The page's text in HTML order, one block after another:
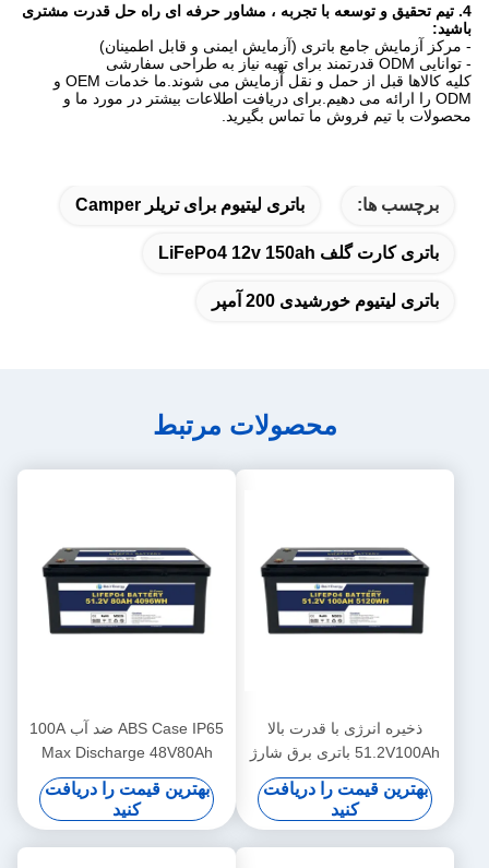
4. تیم تحقیق و توسعه با تجربه ، مشاور حرفه ای راه حل قدرت مشتری
باشید:
- مرکز آزمایش جامع باتری (آزمایش ایمنی و قابل اطمینان)
- توانایی ODM قدرتمند برای تهیه نیاز به طراحی سفارشی
کلیه کالاها قبل از حمل و نقل آزمایش می شوند.ما خدمات OEM و
ODM را ارائه می دهیم.برای دریافت اطلاعات بیشتر در مورد ما و
محصولات با تیم فروش ما تماس بگیرید.
برچسب ها: باتری لیتیوم برای تریلر Camper
باتری کارت گلف LiFePo4 12v 150ah
باتری لیتیوم خورشیدی 200 آمپر
محصولات مرتبط
ذخیره انرژی با قدرت بالا
51.2V100Ah باتری برق شارژ
مجدد برای سیستم انرژی
خانگی
بهترین قیمت را دریافت
کنید
ABS Case IP65 ضد آب 100A
Max Discharge 48V80Ah
باتری های لیتیوم یون برای
خورشیدی
بهترین قیمت را دریافت
کنید